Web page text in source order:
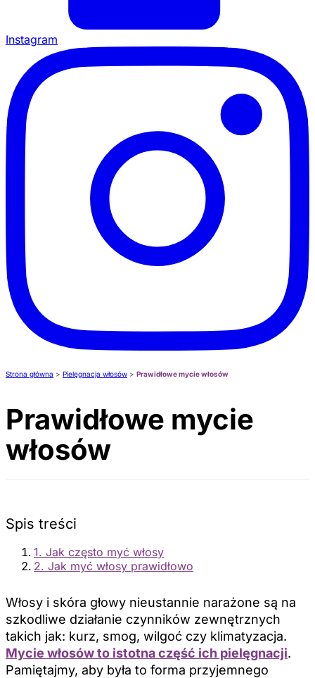
Instagram
Strona główna > Pielęgnacja włosów > Prawidłowe mycie włosów
Prawidłowe mycie
włosów
Spis treści
1. Jak często myć włosy
2. Jak myć włosy prawidłowo
Włosy i skóra głowy nieustannie narażone są na
szkodliwe działanie czynników zewnętrznych
takich jak: kurz, smog, wilgoć czy klimatyzacja.
Mycie włosów to istotna część ich pielęgnacji.
Pamiętajmy, aby była to forma przyjemnego